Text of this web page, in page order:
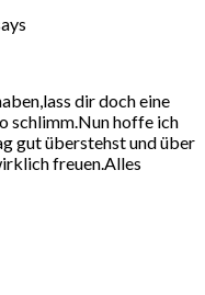
dir doch eine
schlimm.Nun hoffe ich
gut überstehst und über
freuen.Alles